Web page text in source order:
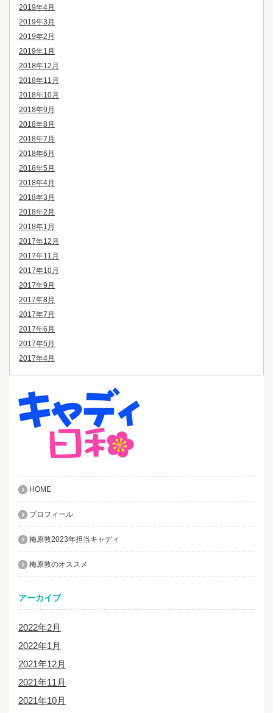
2019年4月
2019年3月
2019年2月
2019年1月
2018年12月
2018年11月
2018年10月
2018年9月
2018年8月
2018年7月
2018年6月
2018年5月
2018年4月
2018年3月
2018年2月
2018年1月
2017年12月
2017年11月
2017年10月
2017年9月
2017年8月
2017年7月
2017年6月
2017年5月
2017年4月
HOME
プロフィール
梅原敦2023年担当キャディ
梅原敦のオススメ
アーカイブ
2022年2月
2022年1月
2021年12月
2021年11月
2021年10月